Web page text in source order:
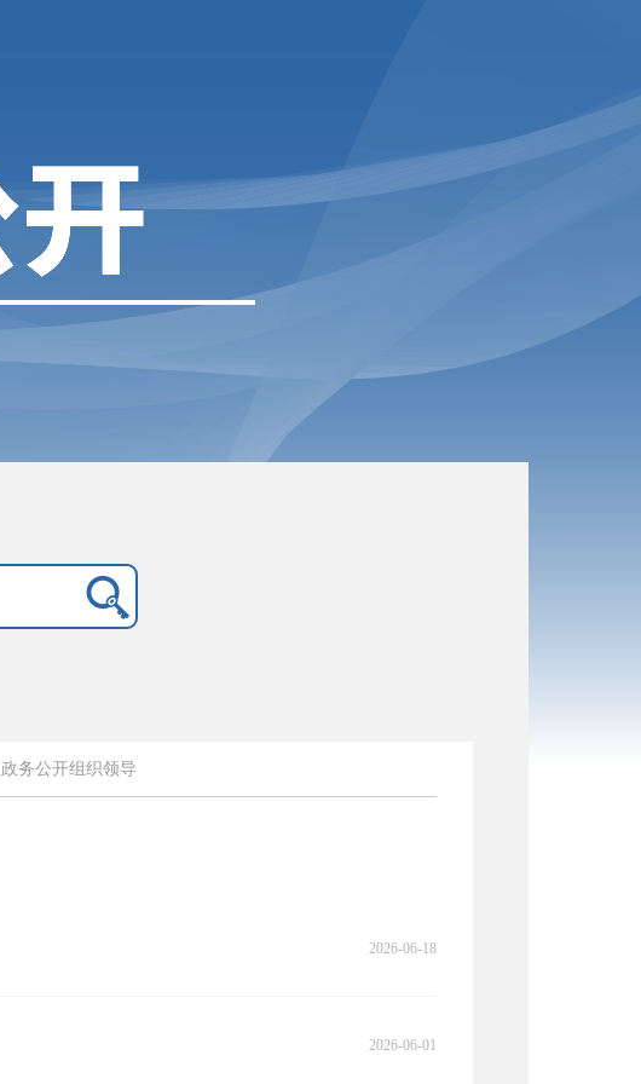
政务公开组织领导
2026-06-18
2026-06-01